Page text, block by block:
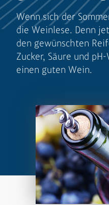
Wenn sich der
die Weinlese. Denn
den gewünschten
Zucker, Säure und
einen guten Wein.